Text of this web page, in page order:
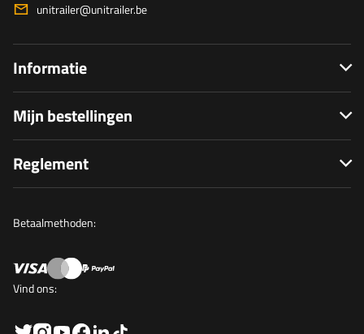
unitrailer@unitrailer.be
Informatie
Mijn bestellingen
Reglement
Betaalmethoden:
Vind ons: